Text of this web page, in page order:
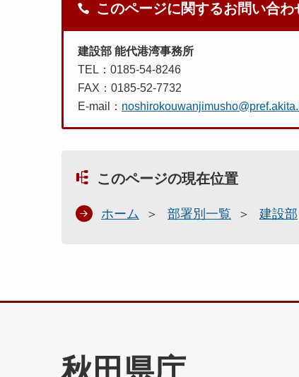
このページに関するお問い合わ
建設部 能代港湾事務所
TEL：0185-54-8246
FAX：0185-52-7732
E-mail：
このページの現在位置
ホーム 部署別一覧 建設部